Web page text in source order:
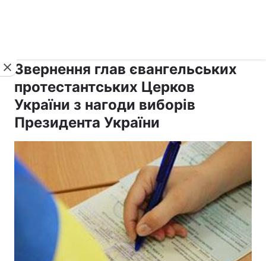
Звернення глав євангельських
протестантських Церков
України з нагоди виборів
Президента України